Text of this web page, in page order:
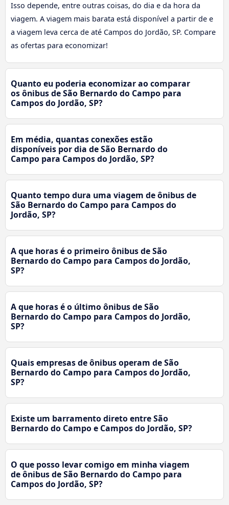
Isso depende, entre outras coisas, do dia e da hora da
viagem. A viagem mais barata está disponível a partir de e
a viagem leva cerca de até Campos do Jordão, SP. Compare
as ofertas para economizar!
Quanto eu poderia economizar ao comparar
os ônibus de São Bernardo do Campo para
Campos do Jordão, SP?
Em média, quantas conexões estão
disponíveis por dia de São Bernardo do
Campo para Campos do Jordão, SP?
Quanto tempo dura uma viagem de ônibus de
São Bernardo do Campo para Campos do
Jordão, SP?
A que horas é o primeiro ônibus de São
Bernardo do Campo para Campos do Jordão,
SP?
A que horas é o último ônibus de São
Bernardo do Campo para Campos do Jordão,
SP?
Quais empresas de ônibus operam de São
Bernardo do Campo para Campos do Jordão,
SP?
Existe um barramento direto entre São
Bernardo do Campo e Campos do Jordão, SP?
O que posso levar comigo em minha viagem
de ônibus de São Bernardo do Campo para
Campos do Jordão, SP?